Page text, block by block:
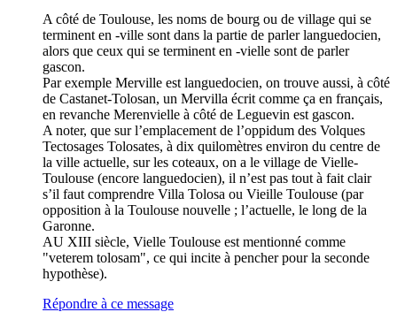
A côté de Toulouse, les noms de bourg ou de village qui se
terminent en -ville sont dans la partie de parler languedocien,
alors que ceux qui se terminent en -vielle sont de parler
gascon.
Par exemple Merville est languedocien, on trouve aussi, à côté
de Castanet-Tolosan, un Mervilla écrit comme ça en français,
en revanche Merenvielle à côté de Leguevin est gascon.
A noter, que sur l’emplacement de l’oppidum des Volques
Tectosages Tolosates, à dix quilomètres environ du centre de
la ville actuelle, sur les coteaux, on a le village de Vielle-
Toulouse (encore languedocien), il n’est pas tout à fait clair
s’il faut comprendre Villa Tolosa ou Vieille Toulouse (par
opposition à la Toulouse nouvelle ; l’actuelle, le long de la
Garonne.
AU XIII siècle, Vielle Toulouse est mentionné comme
"veterem tolosam", ce qui incite à pencher pour la seconde
hypothèse).
Répondre à ce message